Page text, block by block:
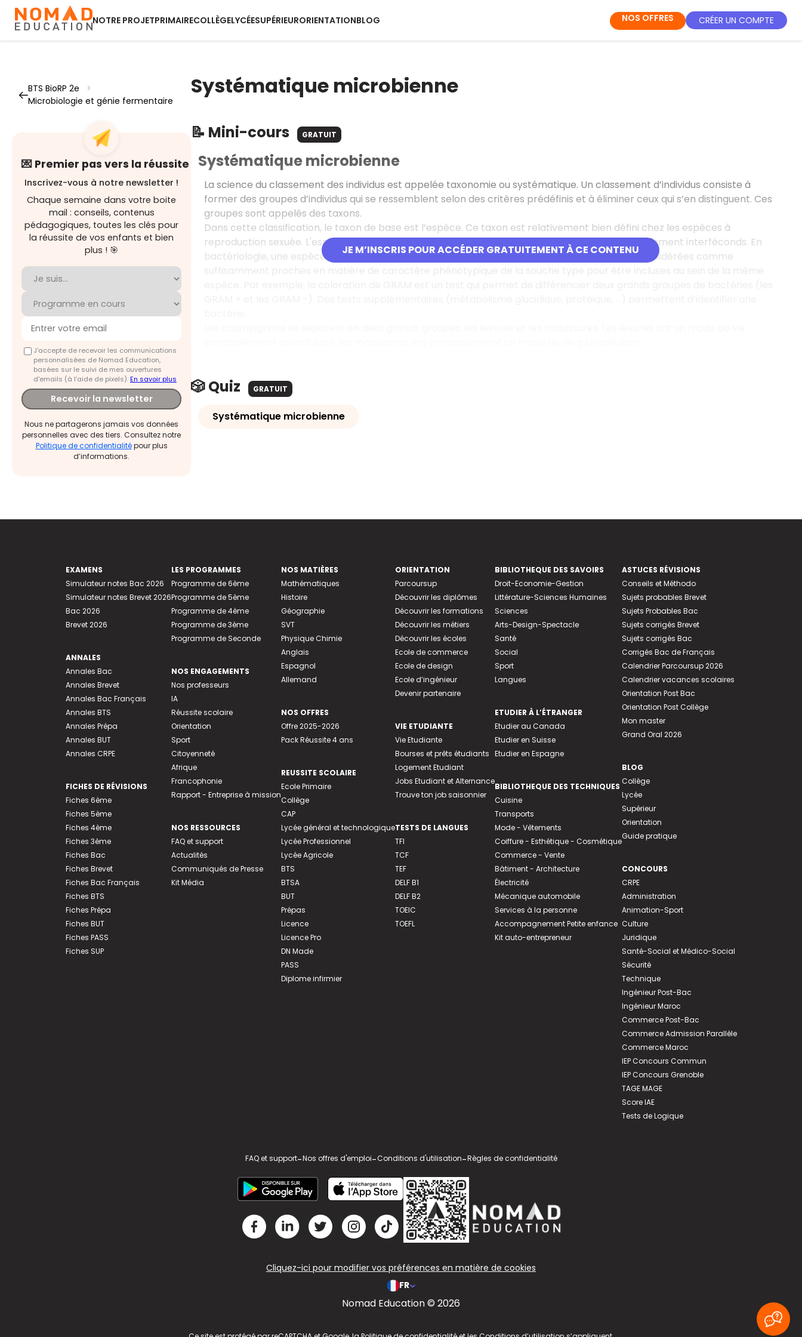
NOTRE PROJETPRIMAIRECOLLÈGELYCÉESUPÉRIEURORIENTATIONBLOG NOS OFFRES CRÉER UN COMPTE
BTS BioRP 2e
>
Microbiologie et génie fermentaire
💌 Premier pas vers la réussite
Inscrivez-vous à notre newsletter !
Chaque semaine dans votre boite
mail : conseils, contenus
pédagogiques, toutes les clés pour
la réussite de vos enfants et bien
plus ! 🎯
J'accepte de recevoir les communications
personnalisées de Nomad Education,
basées sur le suivi de mes ouvertures
d'emails (à l’aide de pixels).En savoir plus
Recevoir la newsletter
Nous ne partagerons jamais vos données
personnelles avec des tiers. Consultez notre
Politique de confidentialitépour plus
d’informations.
Systématique microbienne
📝 Mini-cours GRATUIT
JE M’INSCRIS POUR ACCÉDER GRATUITEMENT À CE CONTENU
Systématique microbienne
La science du classement des individus est appelée taxonomie ou systématique. Un classement d’individus consiste à
former des groupes d’individus qui se ressemblent selon des critères prédéfinis et à éliminer ceux qui s’en distinguent. Ces
groupes sont appelés des taxons.
Dans cette classification, le taxon de base est l’espèce. Ce taxon est relativement bien défini chez les espèces à
reproduction sexuée. L'espèce se définit alors comme une communauté d'êtres vivants naturellement interféconds. En
bactériologie, une espèce est constituée par sa souche type et par l'ensemble des souches considérées comme
🎲 Quiz GRATUIT
Systématique microbienne
EXAMENS
Simulateur notes Bac 2026
Simulateur notes Brevet 2026
Bac 2026
Brevet 2026
ANNALES
Annales Bac
Annales Brevet
Annales Bac Français
Annales BTS
Annales Prépa
Annales BUT
Annales CRPE
FICHES DE RÉVISIONS
Fiches 6ème
Fiches 5ème
Fiches 4ème
Fiches 3ème
Fiches Bac
Fiches Brevet
Fiches Bac Français
Fiches BTS
Fiches Prépa
Fiches BUT
Fiches PASS
Fiches SUP
LES PROGRAMMES
Programme de 6ème
Programme de 5ème
Programme de 4ème
Programme de 3ème
Programme de Seconde
NOS ENGAGEMENTS
Nos professeurs
IA
Réussite scolaire
Orientation
Sport
Citoyenneté
Afrique
Francophonie
Rapport - Entreprise à mission
NOS RESSOURCES
FAQ et support
Actualités
Communiqués de Presse
Kit Média
NOS MATIÈRES
Mathématiques
Histoire
Géographie
SVT
Physique Chimie
Anglais
Espagnol
Allemand
NOS OFFRES
Offre 2025-2026
Pack Réussite 4 ans
REUSSITE SCOLAIRE
Ecole Primaire
Collège
CAP
Lycée général et technologique
Lycée Professionnel
Lycée Agricole
BTS
BTSA
BUT
Prépas
Licence
Licence Pro
DN Made
PASS
Diplome infirmier
ORIENTATION
Parcoursup
Découvrir les diplômes
Découvrir les formations
Découvrir les métiers
Découvrir les écoles
Ecole de commerce
Ecole de design
Ecole d’ingénieur
Devenir partenaire
VIE ETUDIANTE
Vie Etudiante
Bourses et prêts étudiants
Logement Etudiant
Jobs Etudiant et Alternance
Trouve ton job saisonnier
TESTS DE LANGUES
TFI
TCF
TEF
DELF B1
DELF B2
TOEIC
TOEFL
BIBLIOTHEQUE DES SAVOIRS
Droit-Economie-Gestion
Littérature-Sciences Humaines
Sciences
Arts-Design-Spectacle
Santé
Social
Sport
Langues
ETUDIER À L’ÉTRANGER
Etudier au Canada
Etudier en Suisse
Etudier en Espagne
BIBLIOTHEQUE DES TECHNIQUES
Cuisine
Transports
Mode - Vêtements
Coiffure - Esthétique - Cosmétique
Commerce - Vente
Bâtiment - Architecture
Électricité
Mécanique automobile
Services à la personne
Accompagnement Petite enfance
Kit auto-entrepreneur
ASTUCES RÉVISIONS
Conseils et Méthodo
Sujets probables Brevet
Sujets Probables Bac
Sujets corrigés Brevet
Sujets corrigés Bac
Corrigés Bac de Français
Calendrier Parcoursup 2026
Calendrier vacances scolaires
Orientation Post Bac
Orientation Post Collège
Mon master
Grand Oral 2026
BLOG
Collège
Lycée
Supérieur
Orientation
Guide pratique
CONCOURS
CRPE
Administration
Animation-Sport
Culture
Juridique
Santé-Social et Médico-Social
Sécurité
Technique
Ingénieur Post-Bac
Ingénieur Maroc
Commerce Post-Bac
Commerce Admission Parallèle
Commerce Maroc
IEP Concours Commun
IEP Concours Grenoble
TAGE MAGE
Score IAE
Tests de Logique
FAQ et support-Nos offres d'emploi-Conditions d'utilisation-Règles de confidentialité
Cliquez-ici pour modifier vos préférences en matière de cookies
FR
Nomad Education © 2026